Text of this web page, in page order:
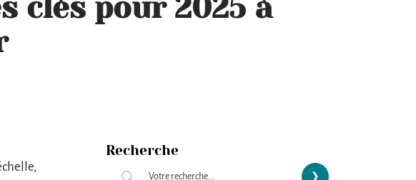
clés pour 2025 à
Recherche